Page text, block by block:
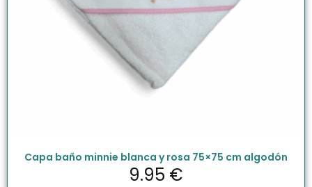
Capa baño minnie blanca y rosa 75×75 cm algodón
9.95 €